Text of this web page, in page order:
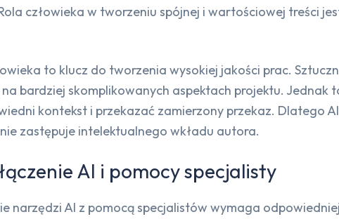
człowieka w tworzeniu spójnej i wartościowej treści
to klucz do tworzenia wysokiej jakości prac.
bardziej skomplikowanych aspektach projektu.
kontekst i przekazać zamierzony przekaz. Dlatego
zastępuje intelektualnego wkładu autora.
AI i pomocy specjalisty
narzędzi AI z pomocą specjalistów wymaga